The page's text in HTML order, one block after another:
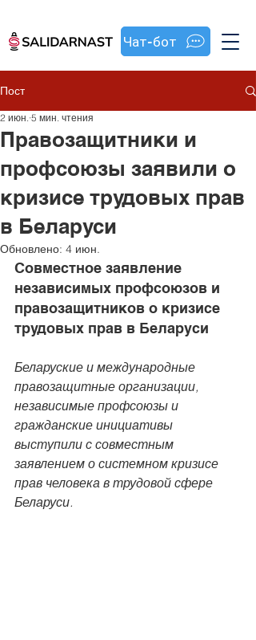
Чат-бот
Пост
Правозащитники и
профсоюзы заявили о
кризисе трудовых прав
в Беларуси
2 июн. 5 мин. чтения
Обновлено: 4 июн.
Совместное заявление
независимых профсоюзов и
правозащитников о кризисе
трудовых прав в Беларуси
Беларуские и международные
правозащитные организации,
независимые профсоюзы и
гражданские инициативы
выступили с совместным
заявлением о системном кризисе
прав человека в трудовой сфере
Беларуси.